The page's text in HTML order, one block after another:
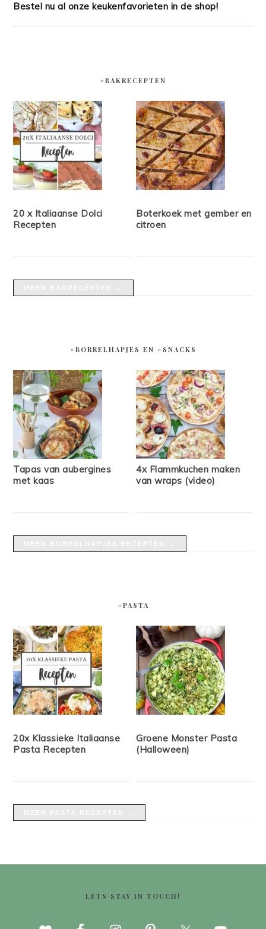
Bestel nu al onze keukenfavorieten in de shop!
#BAKRECEPTEN
20 x Italiaanse Dolci
Recepten
Boterkoek met gember en
citroen
#BORRELHAPJES EN #SNACKS
Tapas van aubergines
met kaas
4x Flammkuchen maken
van wraps (video)
#PASTA
20x Klassieke Italiaanse
Pasta Recepten
Groene Monster Pasta
(Halloween)
LETS STAY IN TOUCH!